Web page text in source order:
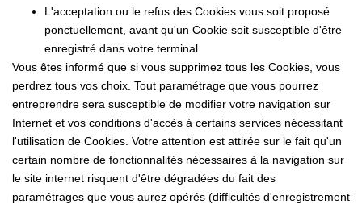
L'acceptation ou le refus des Cookies vous soit proposé
ponctuellement, avant qu'un Cookie soit susceptible d'être
enregistré dans votre terminal.
Vous êtes informé que si vous supprimez tous les Cookies, vous
perdrez tous vos choix. Tout paramétrage que vous pourrez
entreprendre sera susceptible de modifier votre navigation sur
Internet et vos conditions d'accès à certains services nécessitant
l'utilisation de Cookies. Votre attention est attirée sur le fait qu'un
certain nombre de fonctionnalités nécessaires à la navigation sur
le site internet risquent d'être dégradées du fait des
paramétrages que vous aurez opérés (difficultés d'enregistrement